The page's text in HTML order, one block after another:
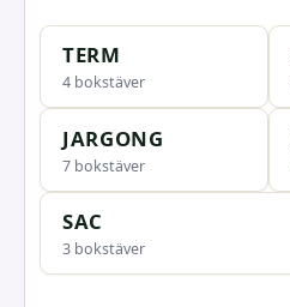
TERM
4 bokstäver
JARGONG
7 bokstäver
SAC
3 bokstäver